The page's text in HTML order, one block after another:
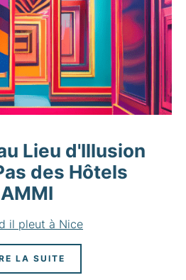
Lieu d'Illusion
des Hôtels
AMMI
il pleut à Nice
LA SUITE